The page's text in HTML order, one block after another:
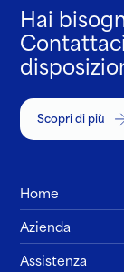
Hai
Scopri di più
Home
Azienda
Assistenza